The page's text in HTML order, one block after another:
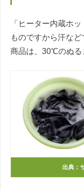
「ヒーター内蔵ホ
ものですから汗な
商品は、30℃のぬる
出典：